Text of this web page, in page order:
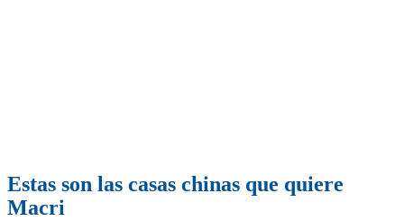
Estas son las casas chinas que quiere
Macri